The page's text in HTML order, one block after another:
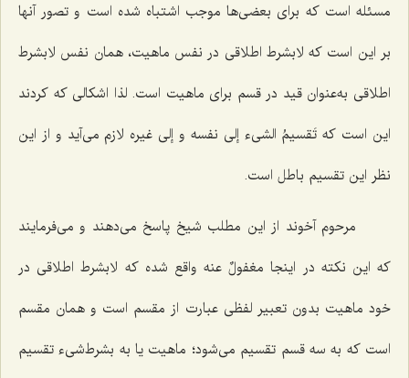
مسئله است كه براى بعضى‌ها موجب اشتباه شده است و تصور آنها
بر این است كه لابشرط اطلاقى در نفس ماهیت، همان نفس لابشرط
اطلاقى به‌عنوان قید در قسم براى ماهیت است. لذا اشكالى كه كردند
این است كه تَقسیمُ الشیء إلى نفسه و إلى غیره لازم مى‌آید و از این
نظر این تقسیم باطل است.
مرحوم آخوند از این مطلب شیخ پاسخ مى‌دهند و مى‌فرمایند
كه این نكته در اینجا مغفولٌ عنه واقع شده كه لابشرط اطلاقى در
خود ماهیت بدون تعبیر لفظى عبارت از مقسم است و همان مقسم
است كه به سه قسم تقسیم مى‌شود؛ ماهیت یا به بشرط‌شیء تقسیم